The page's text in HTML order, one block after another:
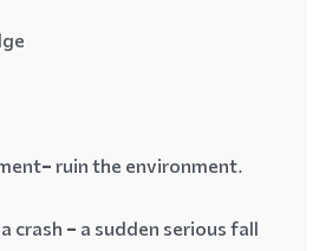
ruin the environment.
crash = a sudden serious fall